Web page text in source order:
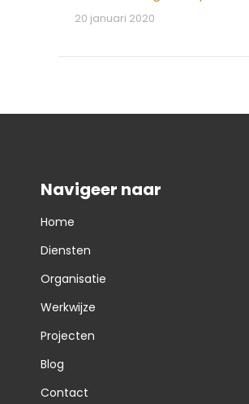
20 januari 2020
Navigeer naar
Home
Diensten
Organisatie
Werkwijze
Projecten
Blog
Contact